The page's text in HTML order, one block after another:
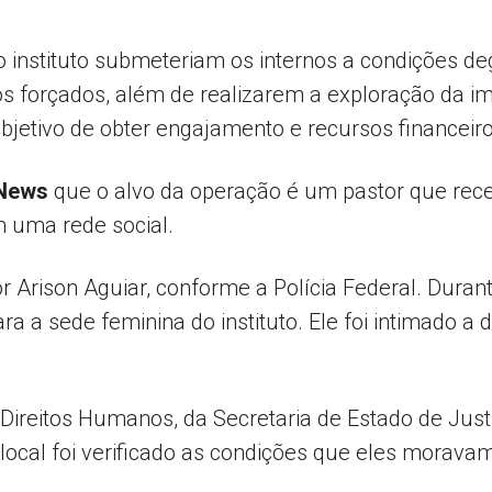
instituto submeteriam os internos a condições
forçados, além de realizarem a exploração da
de obter engajamento e recursos
que o alvo da operação é um pastor que
uma rede social.
Arison Aguiar, conforme a Polícia Federal.
a sede feminina do instituto. Ele foi intimado a
Humanos, da Secretaria de Estado de
foi verificado as condições que eles